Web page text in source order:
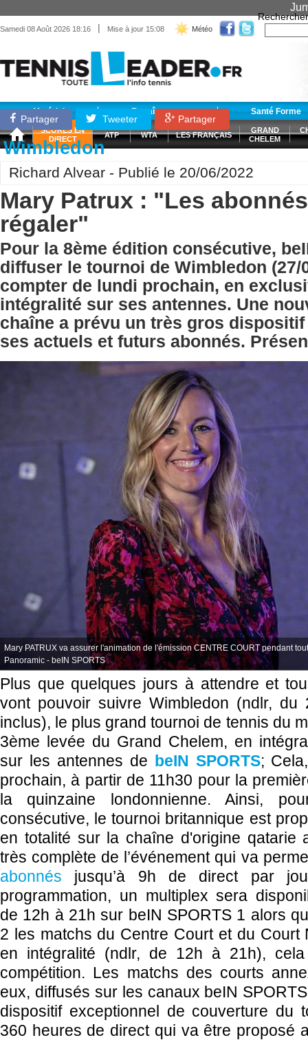
Samedi 08 Août 2026 18:16 | Mise à jour 15:08 Météo
Rechercher
Matériel Entraînement Santé Forme
SCORES EN
DIRECT
ATP WTA LES FRANÇAIS
GRAND
CHELEM
Partager Tweeter Partager
Wimbledon
Richard Alvear - Publié le 20/06/2022
Mary Patrux : "Les
régaler"
Pour la 8ème édition consécutive,
diffuser le tournoi de Wimbledon (27/
compter de lundi prochain, en
intégralité sur ses antennes. Une
chaîne a prévu un très gros
ses actuels et futurs abonnés.
Mary PATRUX va assurer l'animation de l'émission CENTRE COURT pendant
Panoramic - beIN SPORTS
Plus que quelques jours à attendre et
vont pouvoir suivre Wimbledon (ndlr,
inclus), le plus grand tournoi de tennis du
3ème levée du Grand Chelem, en
sur les antennes de beIN SPORTS;
prochain, à partir de 11h30 pour la
la quinzaine londonnienne. Ainsi,
consécutive, le tournoi britannique est
en totalité sur la chaîne d'origine qatarie
très complète de l’événement qui va
abonnés jusqu’à 9h de direct par
programmation, un multiplex sera
de 12h à 21h sur beIN SPORTS 1 alors
2 les matchs du Centre Court et du Court
en intégralité (ndlr, de 12h à 21h),
compétition. Les matchs des courts
eux, diffusés sur les canaux beIN
dispositif exceptionnel de couverture du
360 heures de direct qui va être proposé